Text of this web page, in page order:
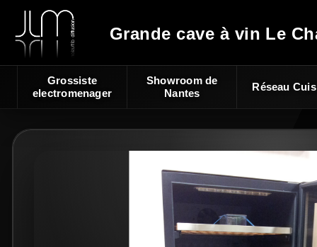
Grande cave à vin Le
Grossiste
electromenager
Showroom de
Nantes
Réseau